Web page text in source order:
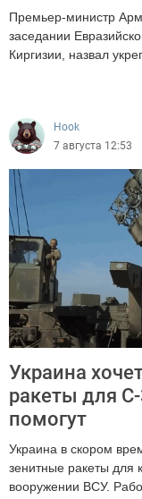
Премьер-министр
заседании
Киргизии, назвал
Hook
7 августа 12:53
Украина
ракеты для
помогут
Украина в скором
зенитные ракеты для
вооружении ВСУ.